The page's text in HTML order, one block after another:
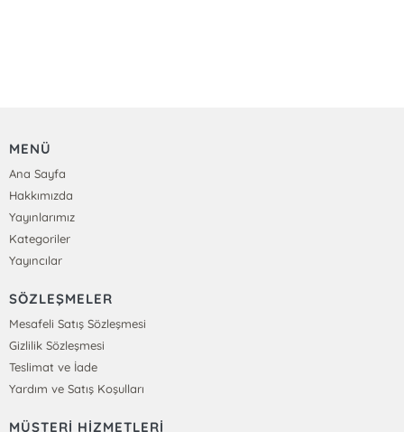
MENÜ
Ana Sayfa
Hakkımızda
Yayınlarımız
Kategoriler
Yayıncılar
SÖZLEŞMELER
Mesafeli Satış Sözleşmesi
Gizlilik Sözleşmesi
Teslimat ve İade
Yardım ve Satış Koşulları
MÜŞTERİ HİZMETLERİ